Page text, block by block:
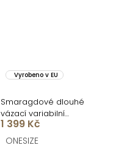
Vyrobeno v EU
Smaragdové dlouhé
vázací variabilní
společenské šaty
CUPAUCA
1 399 Kč
ONESIZE